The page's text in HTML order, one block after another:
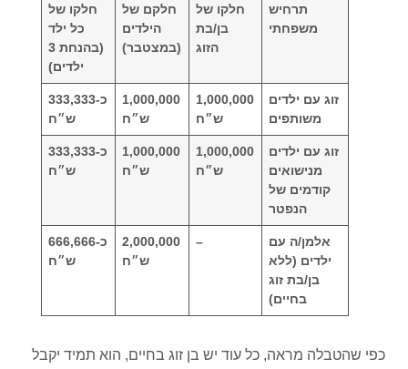
תרחיש
משפחתי
חלקו של
בן/בת
הזוג
חלקם של
הילדים
(במצטבר)
חלקו של
כל ילד
(בהנחת 3
ילדים)
זוג עם ילדים
משותפים
1,000,000
ש״ח
1,000,000
ש״ח
כ-333,333
ש״ח
זוג עם ילדים
מנישואים
קודמים של
הנפטר
1,000,000
ש״ח
1,000,000
ש״ח
כ-333,333
ש״ח
אלמן/ה עם
ילדים (ללא
בן/בת זוג
בחיים)
–
2,000,000
ש״ח
כ-666,666
ש״ח
כפי שהטבלה מראה, כל עוד יש בן זוג בחיים, הוא תמיד יקבל